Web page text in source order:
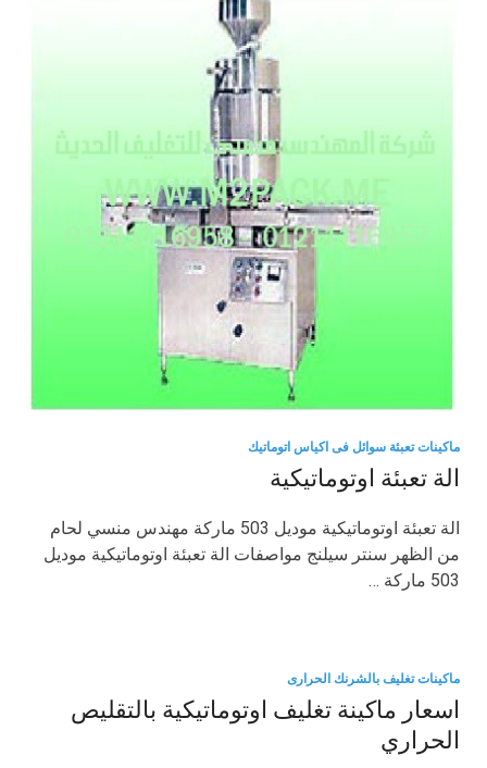
ماكينات تعبئة سوائل فى اكياس اتوماتيك
الة تعبئة اوتوماتيكية
الة تعبئة اوتوماتيكية موديل 503 ماركة مهندس منسي لحام
من الظهر سنتر سيلنج مواصفات الة تعبئة اوتوماتيكية موديل
503 ماركة …
ماكينات تغليف بالشرنك الحرارى
اسعار ماكينة تغليف اوتوماتيكية بالتقليص
الحراري